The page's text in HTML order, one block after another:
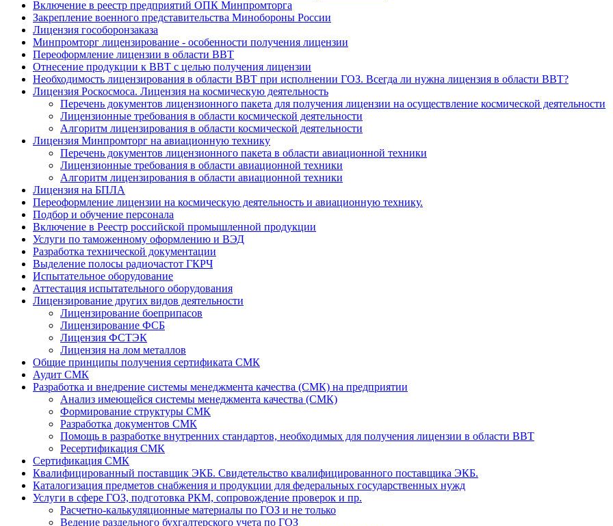
Включение в реестр предприятий ОПК Минпромторга
Закрепление военного представительства Минобороны России
Лицензия гособоронзаказа
Минпромторг лицензирование - особенности получения лицензии
Переоформление лицензии в области ВВТ
Отнесение продукции к ВВТ с целью получения лицензии
Необходимость лицензирования в области ВВТ при исполнении ГОЗ. Всегда ли нужна лицензия в области ВВТ?
Лицензия Роскосмоса. Лицензия на космическую деятельность
Перечень документов лицензионного пакета для получения лицензии на осуществление космической деятельности
Лицензионные требования в области космической деятельности
Алгоритм лицензирования в области космической деятельности
Лицензия Минпромторг на авиационную технику
Перечень документов лицензионного пакета в области авиационной техники
Лицензионные требования в области авиационной техники
Алгоритм лицензирования в области авиационной техники
Лицензия на БПЛА
Переоформление лицензии на космическую деятельность и авиационную технику.
Подбор и обучение персонала
Включение в Реестр российской промышленной продукции
Услуги по таможенному оформлению и ВЭД
Разработка технической документации
Выделение полосы радиочастот ГКРЧ
Испытательное оборудование
Аттестация испытательного оборудования
Лицензирование других видов деятельности
Лицензирование боеприпасов
Лицензирование ФСБ
Лицензия ФСТЭК
Лицензия на лом металлов
Общие принципы получения сертификата СМК
Аудит СМК
Разработка и внедрение системы менеджмента качества (СМК) на предприятии
Анализ имеющейся системы менеджмента качества (СМК)
Формирование структуры СМК
Разработка документов СМК
Помощь в разработке внутренних стандартов, необходимых для получения лицензии в области ВВТ
Ресертификация СМК
Сертификация СМК
Квалифицированный поставщик ЭКБ. Свидетельство квалифицированного поставщика ЭКБ.
Каталогизация предметов снабжения и продукции для федеральных государственных нужд
Услуги в сфере ГОЗ, подготовка РКМ, сопровождение проверок и пр.
Расчетно-калькуляционные материалы по ГОЗ и не только
Ведение раздельного бухгалтерского учета по ГОЗ